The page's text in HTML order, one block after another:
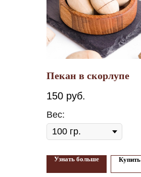
Пекан в скорлупе
150 руб.
Вес:
Узнать больше Купить